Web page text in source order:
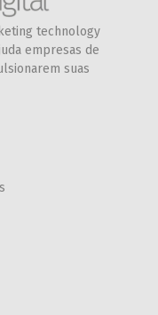
technology
empresas de
suas